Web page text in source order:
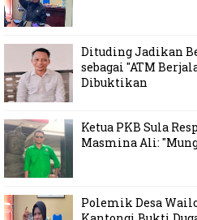
Dituding Jadikan
sebagai "ATM
Dibuktikan
Ketua PKB Sula
Masmina Ali:
Polemik Desa